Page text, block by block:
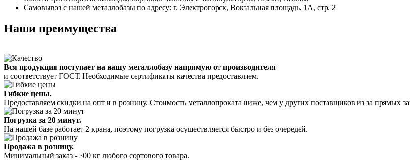
Самовывоз с нашей металлобазы по адресу: г. Электрогорск, Вокзальная площадь, 1А, стр. 2
Наши преимущества
Вся продукция поступает на нашу металлобазу напрямую от производителя
и соответствует ГОСТ. Необходимые сертификаты качества предоставляем.
Гибкие цены.
Предоставляем скидки на опт и в розницу. Стоимость металлопроката ниже, чем у других поставщиков из за прямых
Погрузка за 20 минут.
На нашей базе работает 2 крана, поэтому погрузка осуществляется быстро и без очередей.
Продажа в розницу.
Минимальный заказ - 300 кг любого сортового товара.